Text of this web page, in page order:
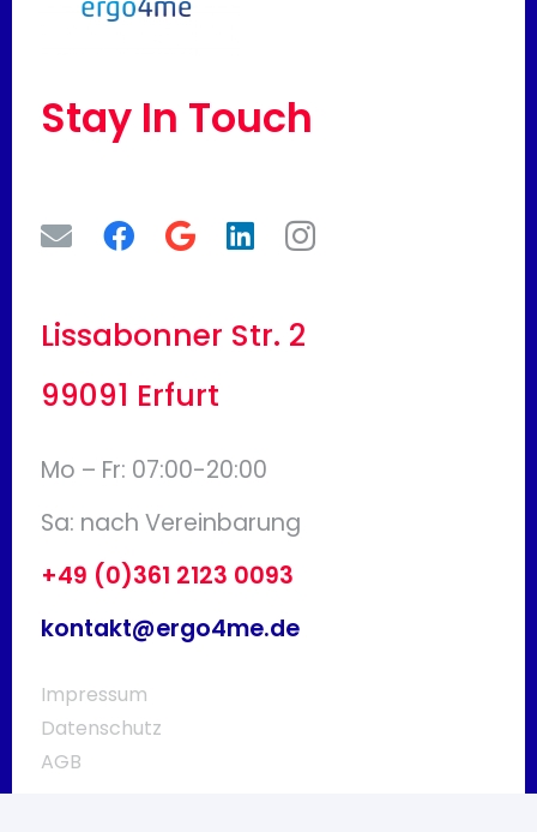
Stay In Touch
Lissabonner Str. 2
99091 Erfurt
Mo – Fr: 07:00-20:00
Sa: nach Vereinbarung
+49 (0)361 2123 0093
kontakt@ergo4me.de
Impressum
Datenschutz
AGB